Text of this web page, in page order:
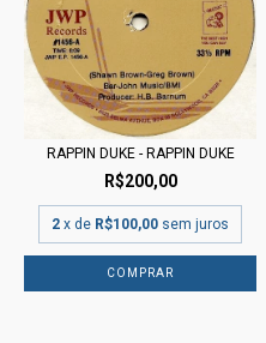
RAPPIN DUKE - RAPPIN DUKE
R$200,00
2 x de R$100,00 sem juros